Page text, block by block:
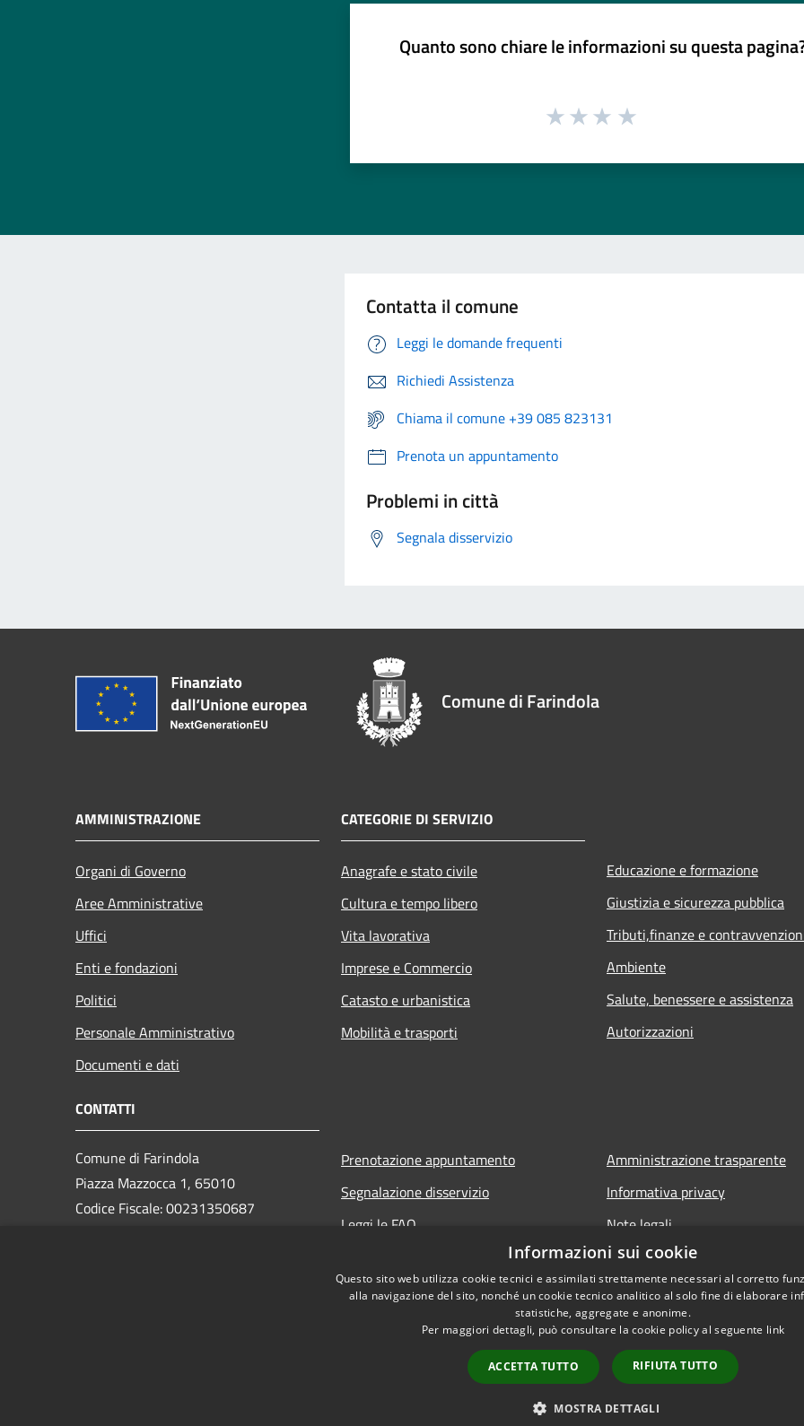
Quanto sono chiare le informazioni su questa
Contatta il comune
Leggi le domande frequenti
Richiedi Assistenza
Chiama il comune +39 085 823131
Prenota un appuntamento
Problemi in città
Segnala disservizio
Comune di Farindola
AMMINISTRAZIONE
Organi di Governo
Aree Amministrative
Uffici
Enti e fondazioni
Politici
Personale Amministrativo
Documenti e dati
CATEGORIE DI SERVIZIO
Anagrafe e stato civile
Cultura e tempo libero
Vita lavorativa
Imprese e Commercio
Catasto e urbanistica
Mobilità e trasporti
Educazione e formazione
Giustizia e sicurezza pubblica
Tributi,finanze e
Ambiente
Salute, benessere e assistenza
Autorizzazioni
CONTATTI
Comune di Farindola
Piazza Mazzocca 1, 65010
Codice Fiscale: 00231350687
Prenotazione appuntamento
Segnalazione disservizio
Leggi le FAQ
Amministrazione trasparente
Informativa privacy
Note legali
Dichiarazione di accessibilità
Copyright © 2026 • Comune di
Informazioni sui cookie
Questo sito web utilizza cookie tecnici e assimilati strettamente necessari al corretto
alla navigazione del sito, nonché un cookie tecnico analitico al solo fine di elaborare
statistiche, aggregate e anonime.
Per maggiori dettagli, può consultare la cookie policy al seguente link
ACCETTA TUTTO RIFIUTA TUTTO
MOSTRA DETTAGLI